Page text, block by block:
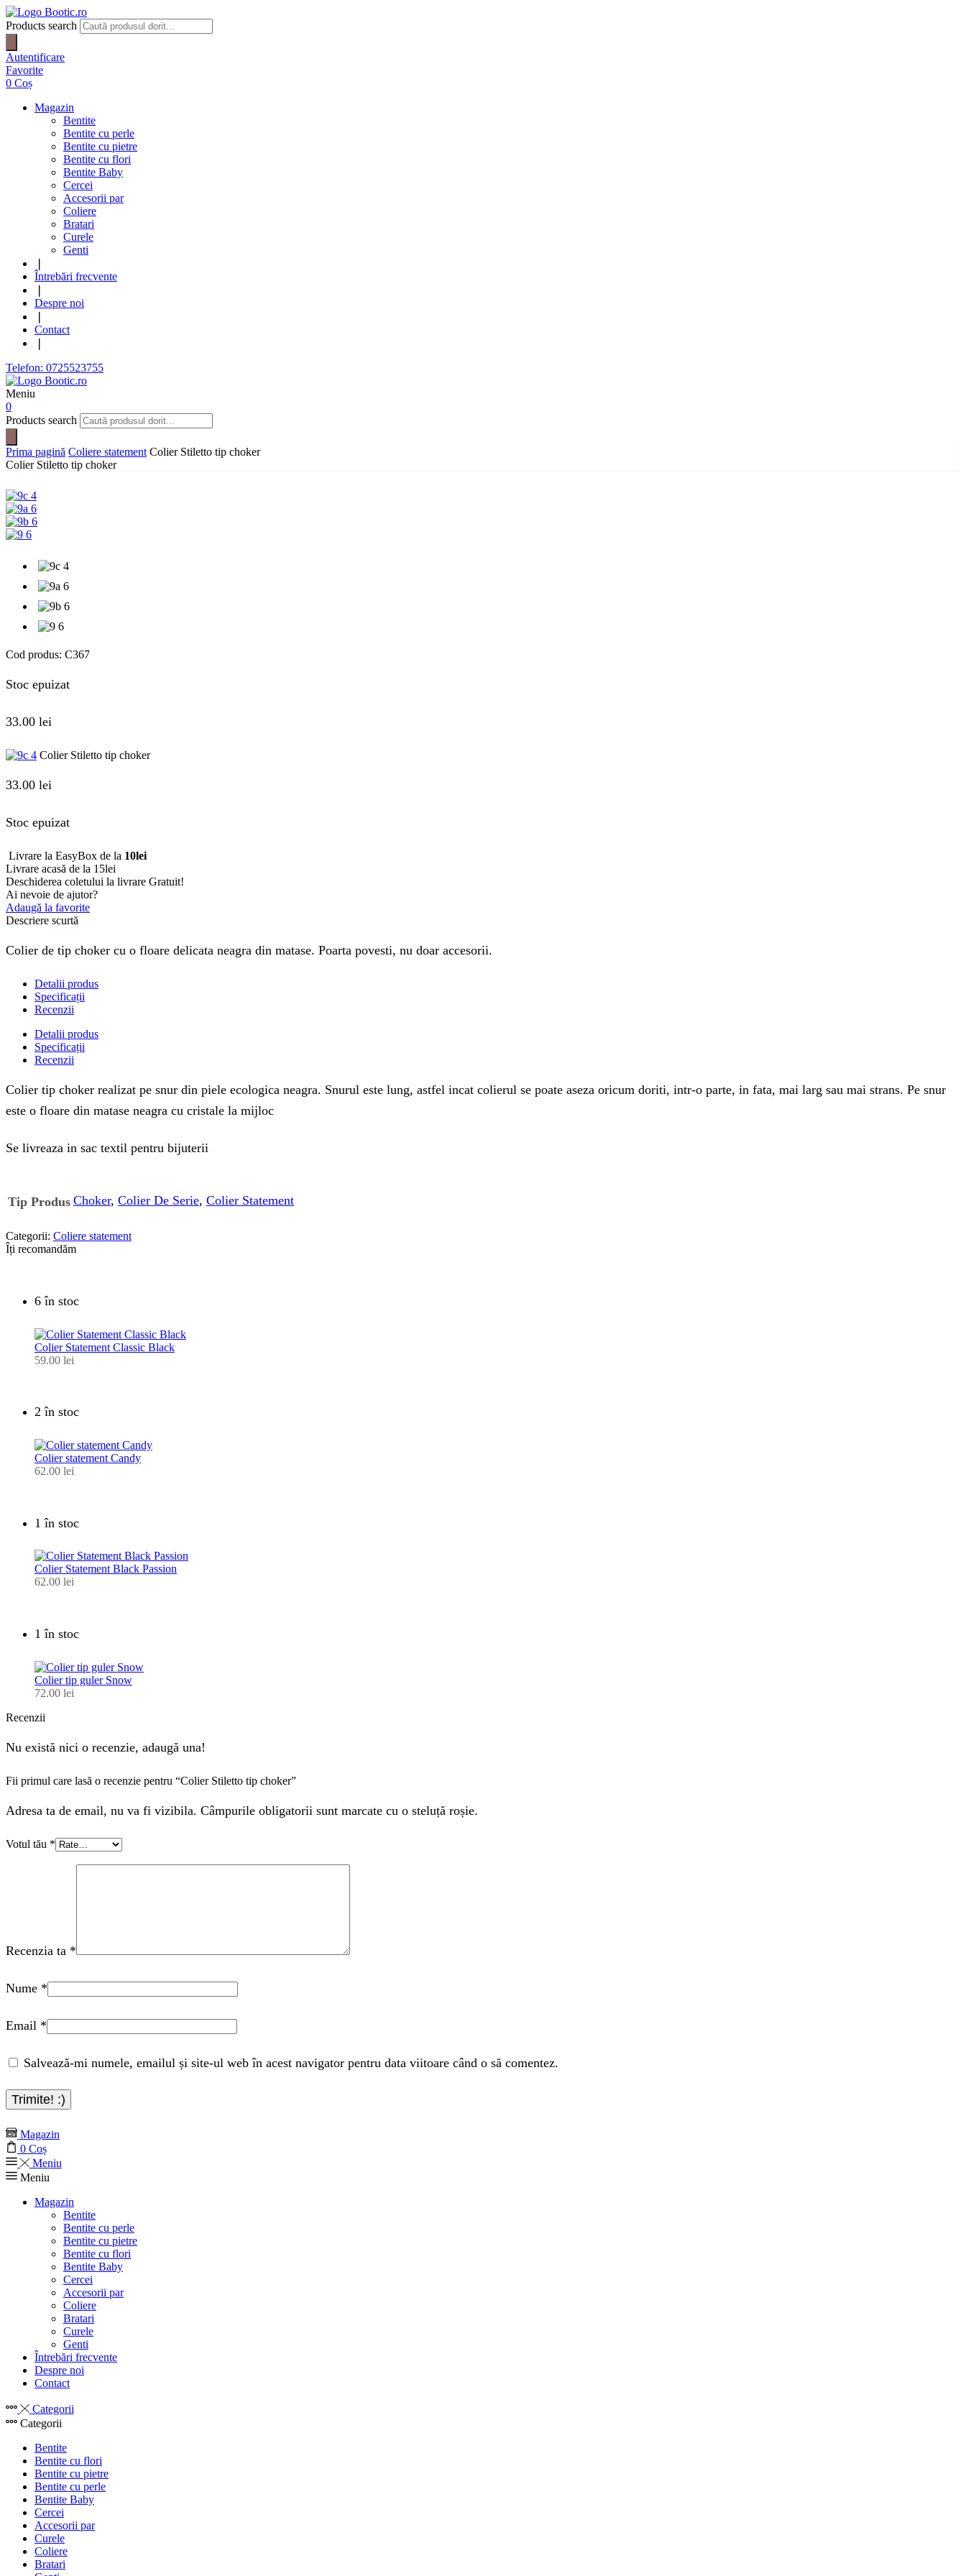
Products search
Autentificare
Favorite
0 Coș
Magazin
Bentite
Bentite cu perle
Bentite cu pietre
Bentite cu flori
Bentite Baby
Cercei
Accesorii par
Coliere
Bratari
Curele
Genti
Întrebări frecvente
Despre noi
Contact
Telefon: 0725523755
Meniu
0
Products search
Prima pagină Coliere statement Colier Stiletto tip choker
Colier Stiletto tip choker
Cod produs: C367
Stoc epuizat
33.00 lei
Colier Stiletto tip choker
33.00 lei
Stoc epuizat
Livrare la EasyBox de la 10lei
Livrare acasă de la 15lei
Deschiderea coletului la livrare Gratuit!
Ai nevoie de ajutor?
Adaugă la favorite
Descriere scurtă
Colier de tip choker cu o floare delicata neagra din matase. Poarta povesti, nu doar accesorii.
Detalii produs
Specificații
Recenzii
Detalii produs
Specificații
Recenzii
Colier tip choker realizat pe snur din piele ecologica neagra. Snurul este lung, astfel incat colierul se poate aseza oricum doriti, intr-o parte, in fata, mai larg sau mai strans. Pe snur
este o floare din matase neagra cu cristale la mijloc
Se livreaza in sac textil pentru bijuterii
Tip Produs Choker, Colier De Serie, Colier Statement
Categorii: Coliere statement
Îți recomandăm
6 în stoc
Colier Statement Classic Black
59.00 lei
2 în stoc
Colier statement Candy
62.00 lei
1 în stoc
Colier Statement Black Passion
62.00 lei
1 în stoc
Colier tip guler Snow
72.00 lei
Recenzii
Nu există nici o recenzie, adaugă una!
Fii primul care lasă o recenzie pentru “Colier Stiletto tip choker”
Adresa ta de email, nu va fi vizibila. Câmpurile obligatorii sunt marcate cu o steluță roșie.
Votul tău *
Recenzia ta *
Nume *
Email *
Salvează-mi numele, emailul și site-ul web în acest navigator pentru data viitoare când o să comentez.
Magazin
0 Coș
Meniu
Meniu
Magazin
Bentite
Bentite cu perle
Bentite cu pietre
Bentite cu flori
Bentite Baby
Cercei
Accesorii par
Coliere
Bratari
Curele
Genti
Întrebări frecvente
Despre noi
Contact
Categorii
Categorii
Bentite
Bentite cu flori
Bentite cu pietre
Bentite cu perle
Bentite Baby
Cercei
Accesorii par
Curele
Coliere
Bratari